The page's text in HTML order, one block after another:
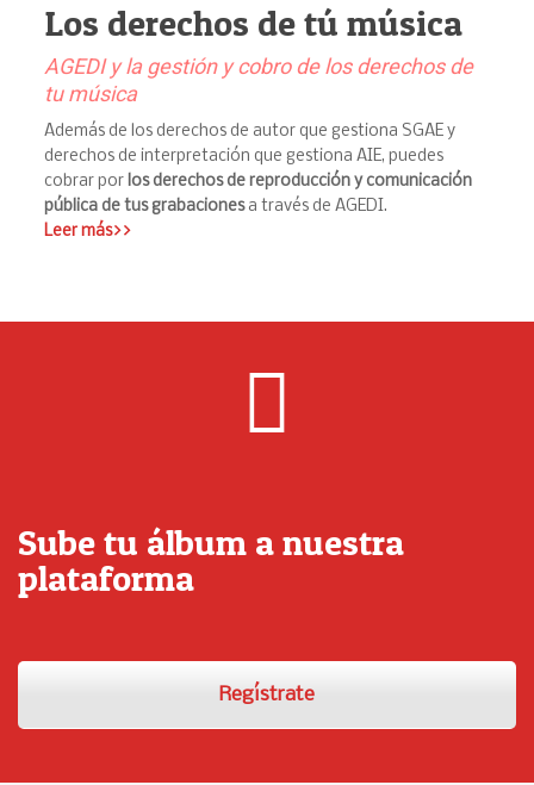
Los derechos de tú música
AGEDI y la gestión y cobro de los derechos de
tu música
Además de los derechos de autor que gestiona SGAE y
derechos de interpretación que gestiona AIE, puedes
cobrar por los derechos de reproducción y comunicación
pública de tus grabaciones a través de AGEDI.
Leer más>>
Sube tu álbum a nuestra
plataforma
Regístrate